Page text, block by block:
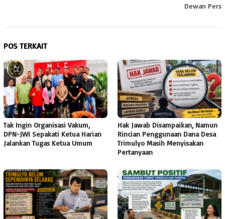
Dewan Pers
POS TERKAIT
Tak Ingin Organisasi Vakum,
DPN-JWI Sepakati Ketua Harian
Jalankan Tugas Ketua Umum
Hak Jawab Disampaikan, Namun
Rincian Penggunaan Dana Desa
Trimulyo Masih Menyisakan
Pertanyaan